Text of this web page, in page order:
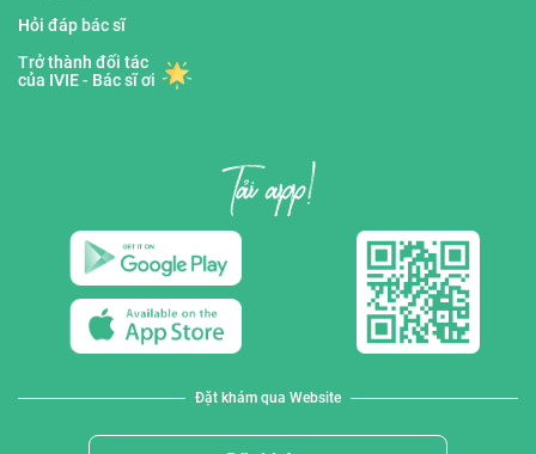
Hỏi đáp bác sĩ
Trở thành đối tác
của IVIE - Bác sĩ ơi
Đặt khám qua Website